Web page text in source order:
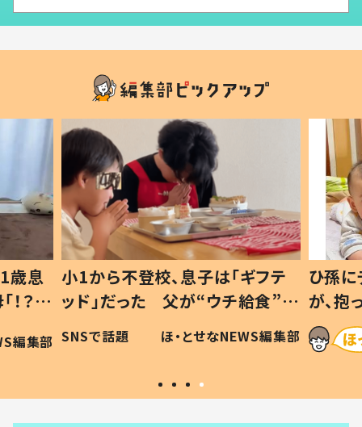
歳息
？」
編集部
小1から不登校、息子は「ギフテ
ッド」だった 父が“ウチ給食”を
作り続ける理由とは #令和の親
#令和の子
SNSで話題 ほ・とせなNEWS編集部
ひ孫
が、
「涙が
い」